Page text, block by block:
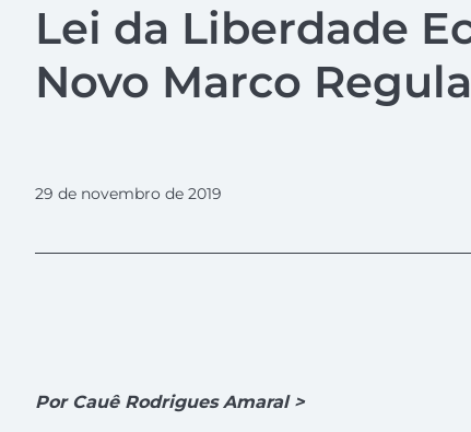
Lei da Liberdade
Novo Marco
29 de novembro de 2019
Por Cauê Rodrigues Amaral >